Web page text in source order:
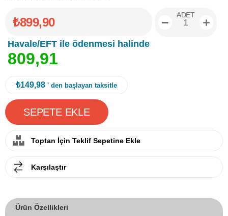
₺899,90
Havale/EFT ile ödenmesi halinde
809,91
ADET
₺149,98 ' den başlayan taksitle
Toptan İçin Teklif Sepetine Ekle
Karşılaştır
Ürün Özellikleri